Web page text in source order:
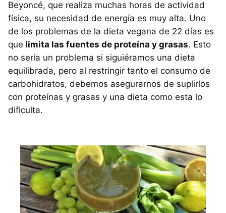
Beyoncé, que realiza muchas horas de actividad
física, su necesidad de energía es muy alta. Uno
de los problemas de la dieta vegana de 22 días es
que limita las fuentes de proteína y grasas. Esto
no sería un problema si siguiéramos una dieta
equilibrada, pero al restringir tanto el consumo de
carbohidratos, debemos asegurarnos de suplirlos
con proteínas y grasas y una dieta como esta lo
dificulta.